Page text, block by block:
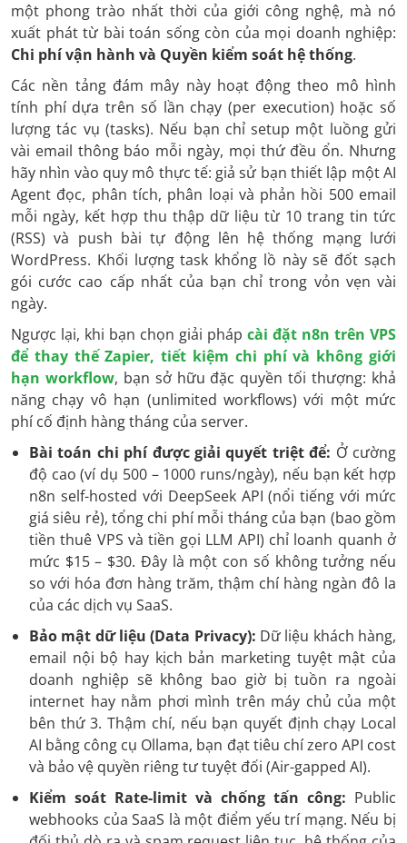
một phong trào nhất thời của giới công nghệ, mà nó
xuất phát từ bài toán sống còn của mọi doanh nghiệp:
Chi phí vận hành và Quyền kiểm soát hệ thống.
Các nền tảng đám mây này hoạt động theo mô hình
tính phí dựa trên số lần chạy (per execution) hoặc số
lượng tác vụ (tasks). Nếu bạn chỉ setup một luồng gửi
vài email thông báo mỗi ngày, mọi thứ đều ổn. Nhưng
hãy nhìn vào quy mô thực tế: giả sử bạn thiết lập một AI
Agent đọc, phân tích, phân loại và phản hồi 500 email
mỗi ngày, kết hợp thu thập dữ liệu từ 10 trang tin tức
(RSS) và push bài tự động lên hệ thống mạng lưới
WordPress. Khối lượng task khổng lồ này sẽ đốt sạch
gói cước cao cấp nhất của bạn chỉ trong vỏn vẹn vài
ngày.
Ngược lại, khi bạn chọn giải pháp cài đặt n8n trên VPS
để thay thế Zapier, tiết kiệm chi phí và không giới
hạn workflow, bạn sở hữu đặc quyền tối thượng: khả
năng chạy vô hạn (unlimited workflows) với một mức
phí cố định hàng tháng của server.
Bài toán chi phí được giải quyết triệt để: Ở cường
độ cao (ví dụ 500 – 1000 runs/ngày), nếu bạn kết hợp
n8n self-hosted với DeepSeek API (nổi tiếng với mức
giá siêu rẻ), tổng chi phí mỗi tháng của bạn (bao gồm
tiền thuê VPS và tiền gọi LLM API) chỉ loanh quanh ở
mức $15 – $30. Đây là một con số không tưởng nếu
so với hóa đơn hàng trăm, thậm chí hàng ngàn đô la
của các dịch vụ SaaS.
Bảo mật dữ liệu (Data Privacy): Dữ liệu khách hàng,
email nội bộ hay kịch bản marketing tuyệt mật của
doanh nghiệp sẽ không bao giờ bị tuồn ra ngoài
internet hay nằm phơi mình trên máy chủ của một
bên thứ 3. Thậm chí, nếu bạn quyết định chạy Local
AI bằng công cụ Ollama, bạn đạt tiêu chí zero API cost
và bảo vệ quyền riêng tư tuyệt đối (Air-gapped AI).
Kiểm soát Rate-limit và chống tấn công: Public
webhooks của SaaS là một điểm yếu trí mạng. Nếu bị